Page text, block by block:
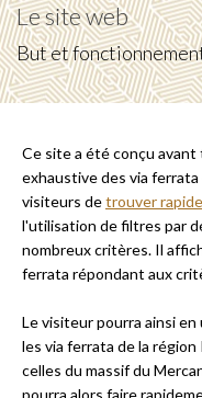
Le site web
But et
Ce site a été conçu
exhaustive des via
visiteurs detrouver
l'utilisation de filtres par
nombreux critères. Il
ferrata répondant aux
Le visiteur pourra ainsi en
les via ferrata de la
celles du massif du
pourra alors faire